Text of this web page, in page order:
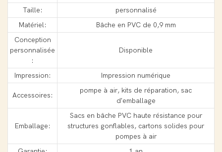
Taille:
personnalisé
Matériel:
Bâche en PVC de 0,9 mm
Conception
personnalisée
:
Disponible
Impression: Impression numérique
Accessoires:
pompe à air, kits de réparation, sac
d'emballage
Emballage:
Sacs en bâche PVC haute résistance pour
structures gonflables, cartons solides pour
pompes à air